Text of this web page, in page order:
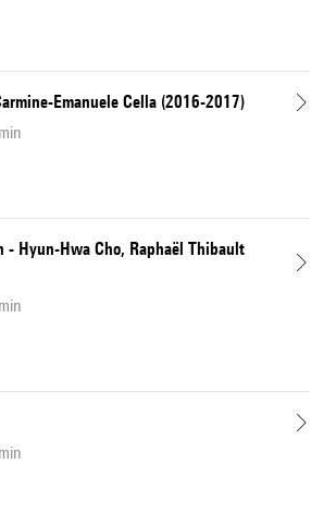
Emanuele Cella (2016-2017)
- Hyun-Hwa Cho, Raphaël Thibault